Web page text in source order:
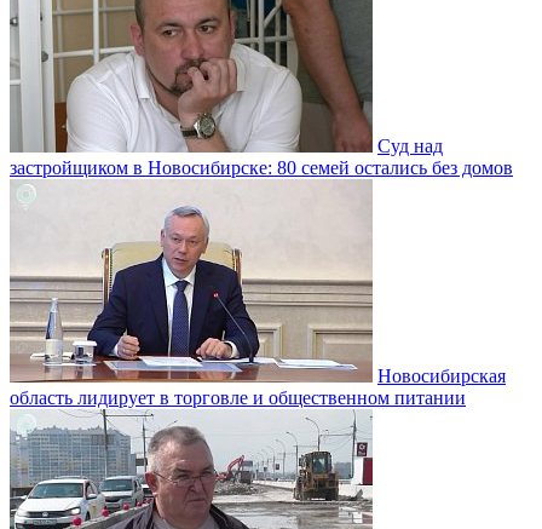
Суд над
застройщиком в Новосибирске: 80 семей остались без домов
Новосибирская
область лидирует в торговле и общественном питании